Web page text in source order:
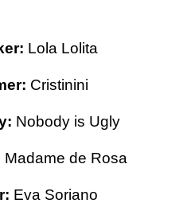
Lola Lolita
Cristinini
Nobody is Ugly
Madame de Rosa
Eva Soriano